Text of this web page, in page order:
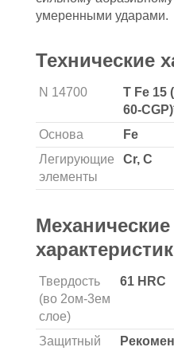
умеренными ударами.
Технические
N 14700
T Fe 15
60-
Основа
Fe
Легирующие
элементы
Cr, C
Механические
Твердость
(во 2ом-3ем
слое)
61 HRC
Защитный